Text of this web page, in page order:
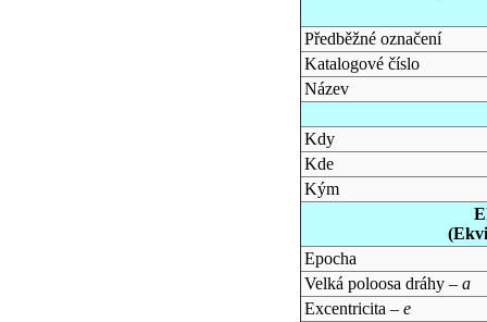
Předběžné označení
Katalogové číslo
Název
Kdy
Kde
Kým
Epocha
Velká poloosa dráhy – a
Excentricita – e